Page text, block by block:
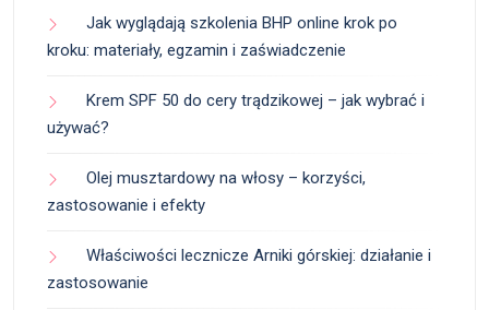
Jak wyglądają szkolenia BHP online krok po
kroku: materiały, egzamin i zaświadczenie
Krem SPF 50 do cery trądzikowej – jak wybrać i
używać?
Olej musztardowy na włosy – korzyści,
zastosowanie i efekty
Właściwości lecznicze Arniki górskiej: działanie i
zastosowanie